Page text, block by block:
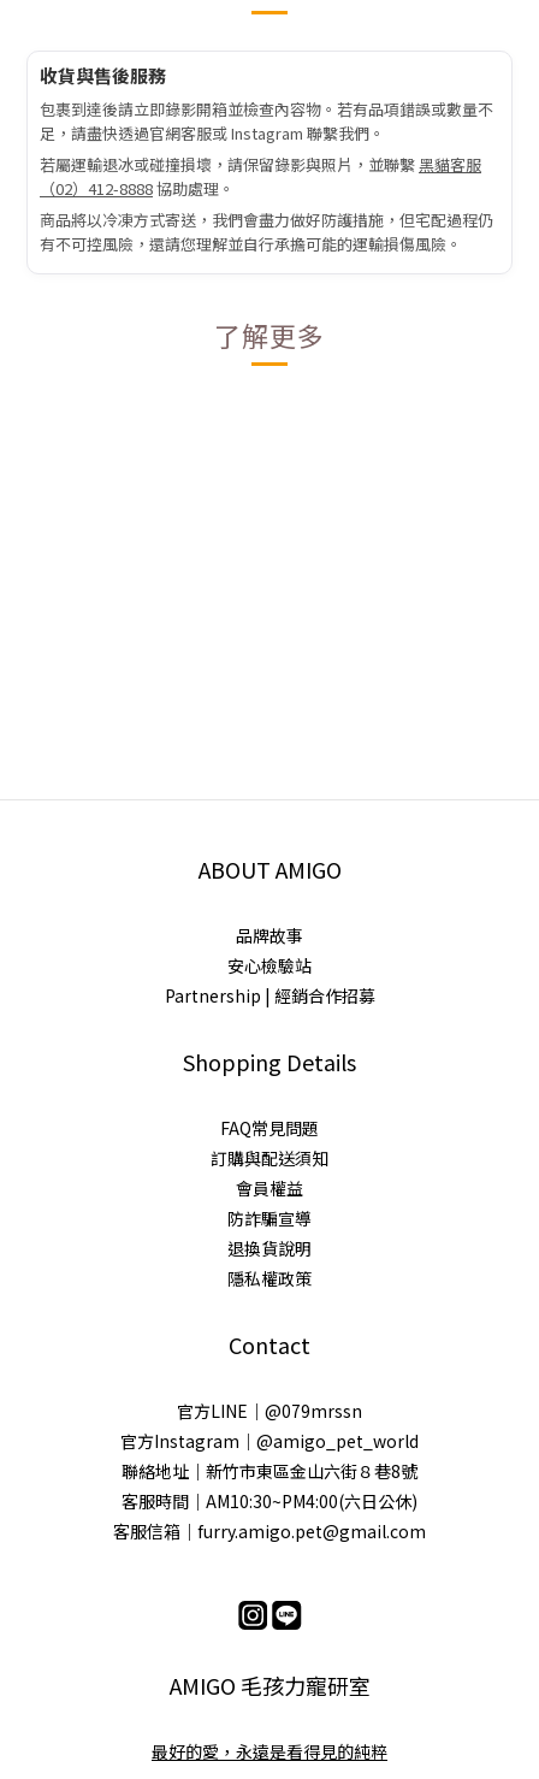
收貨與售後服務
包裹到達後請立即錄影開箱並檢查內容物。若有品項錯誤或數量不
足，請盡快透過官網客服或 Instagram 聯繫我們。
若屬運輸退冰或碰撞損壞，請保留錄影與照片，並聯繫黑貓客服
（02）412-8888協助處理。
商品將以冷凍方式寄送，我們會盡力做好防護措施，但宅配過程仍
有不可控風險，還請您理解並自行承擔可能的運輸損傷風險。
了解更多
ABOUT AMIGO
品牌故事
安心檢驗站
Partnership | 經銷合作招募
Shopping Details
FAQ常見問題
訂購與配送須知
會員權益
防詐騙宣導
退換貨說明
隱私權政策
Contact
官方LINE｜@079mrssn
官方Instagram｜@amigo_pet_world
聯絡地址｜新竹市東區金山六街８巷8號
客服時間｜AM10:30~PM4:00(六日公休)
客服信箱｜furry.amigo.pet@gmail.com
AMIGO 毛孩力寵研室
最好的愛，永遠是看得見的純粹